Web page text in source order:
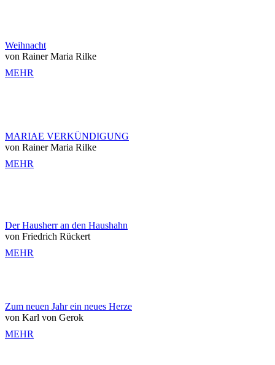
Weihnacht
von Rainer Maria Rilke
MEHR
MARIAE VERKÜNDIGUNG
von Rainer Maria Rilke
MEHR
Der Hausherr an den Haushahn
von Friedrich Rückert
MEHR
Zum neuen Jahr ein neues Herze
von Karl von Gerok
MEHR